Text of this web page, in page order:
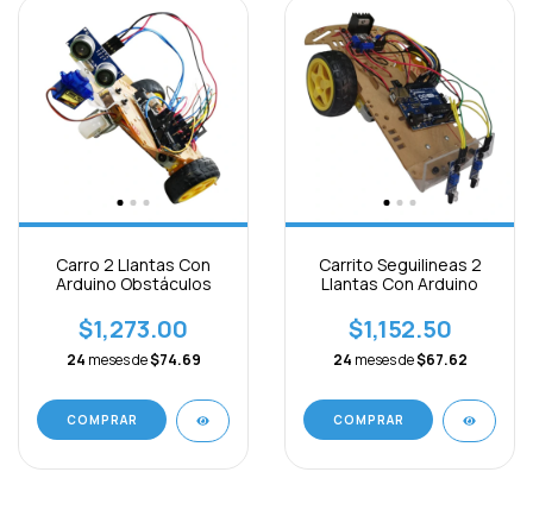
Carro 2 Llantas Con
Arduino Obstáculos
$1,273.00
24 meses de$74.69
Carrito Seguilineas 2
Llantas Con Arduino
$1,152.50
24 meses de$67.62